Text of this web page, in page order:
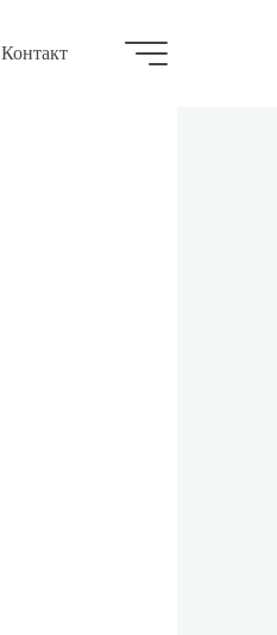
Контакт